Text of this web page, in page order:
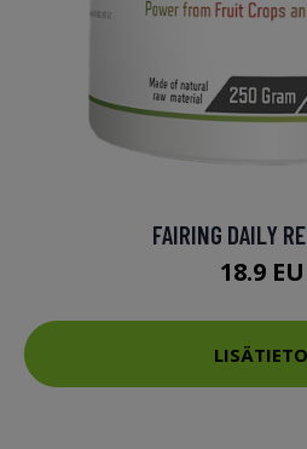
FAIRING DAILY
18.9